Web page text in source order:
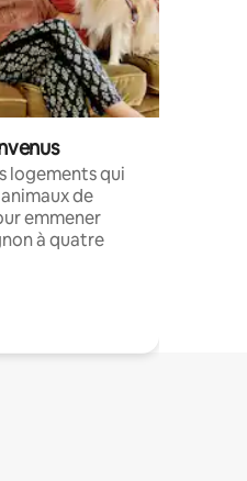
logements qui
de
emmener
à quatre